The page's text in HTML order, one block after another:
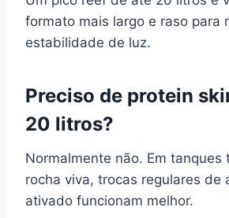
formato mais largo e raso para
estabilidade de luz.
Preciso de protein
20 litros?
Normalmente não. Em tanques
rocha viva, trocas regulares de
ativado funcionam melhor.